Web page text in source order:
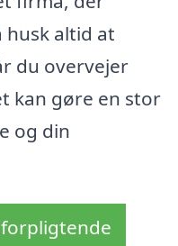
husk altid at
du overvejer
kan gøre en stor
og din